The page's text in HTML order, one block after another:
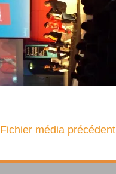
Fichier média précédent